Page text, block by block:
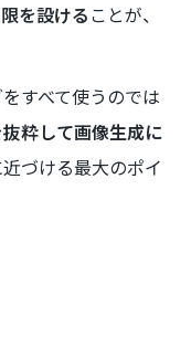
を設ける ことが、
すべて使うのでは
粋して画像生成に
づける最大のポイ